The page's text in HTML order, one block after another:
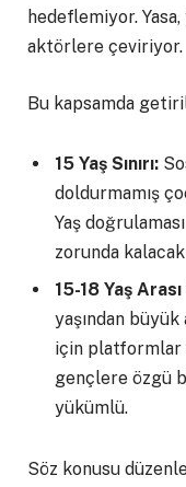
hedeflemiyor.
aktörlere çeviriyor.
Bu kapsamda
15 Yaş Sınırı:
doldurmamış
Yaş
zorunda
15-18 Yaş
yaşından
için platformlar
gençlere özgü
yükümlü.
Söz konusu